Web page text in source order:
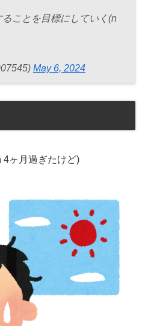
ことを目標にしていく(n
May 6, 2024
ヶ月過ぎたけど)